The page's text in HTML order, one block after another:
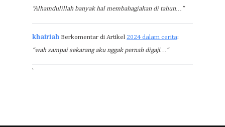
“Alhamdulillah banyak hal membahagiakan di tahun…”
khairiah Berkomentar di Artikel 2024 dalam cerita:
“wah sampai sekarang aku nggak pernah digaji…”
`